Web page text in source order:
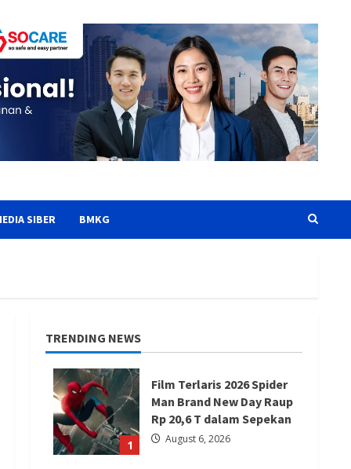
SIBER BMKG
TRENDING NEWS
1
Film Terlaris 2026 Spider
Man Brand New Day Raup
Rp 20,6 T dalam Sepekan
August 6, 2026